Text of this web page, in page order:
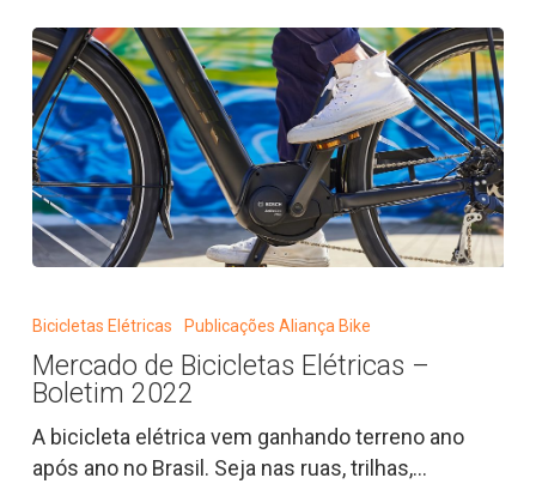
Elétricas
–
Boletim
2022
Bicicletas Elétricas Publicações Aliança Bike
Mercado de Bicicletas Elétricas –
Boletim 2022
A bicicleta elétrica vem ganhando terreno ano
após ano no Brasil. Seja nas ruas, trilhas,…